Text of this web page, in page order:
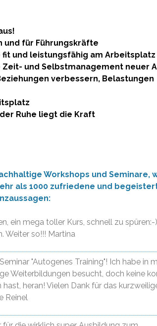
und für Führungskräfte
und leistungsfähig am Arbeitsplatz
und Selbstmanagement neuer
verbessern, Belastungen
Ruhe liegt die Kraft
Workshops und Seminare,
als 1000 zufriedene und
ein mega toller Kurs, schnell zu spüren:-
Weiter so!!! Martina
"Autogenes Training"! Ich habe in
Weiterbildungen besucht, doch keine
heran! Vielen Dank für das
Reinel